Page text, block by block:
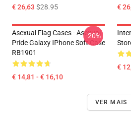
€ 26,63 $28.95 €
Asexual Flag Cases - Asexual
Pride Galaxy IPhone Soft Case
RB1901
€ 14,81 - € 16,10
-20%
€
VER MAIS